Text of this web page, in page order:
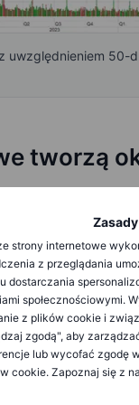
strony internetowe
z przeglądania
dostarczania
społecznościowymi.
z plików cookie i
zgodą", aby
lub wycofać zgodę
cookie. Zapoznaj się z
uwzględnieniem 50-
tworzą
większe
opcje, aby
ogłoszenie. Po
– zjawisko to
wzrost premii
opcji na
w tym artykule
być odtwarzane